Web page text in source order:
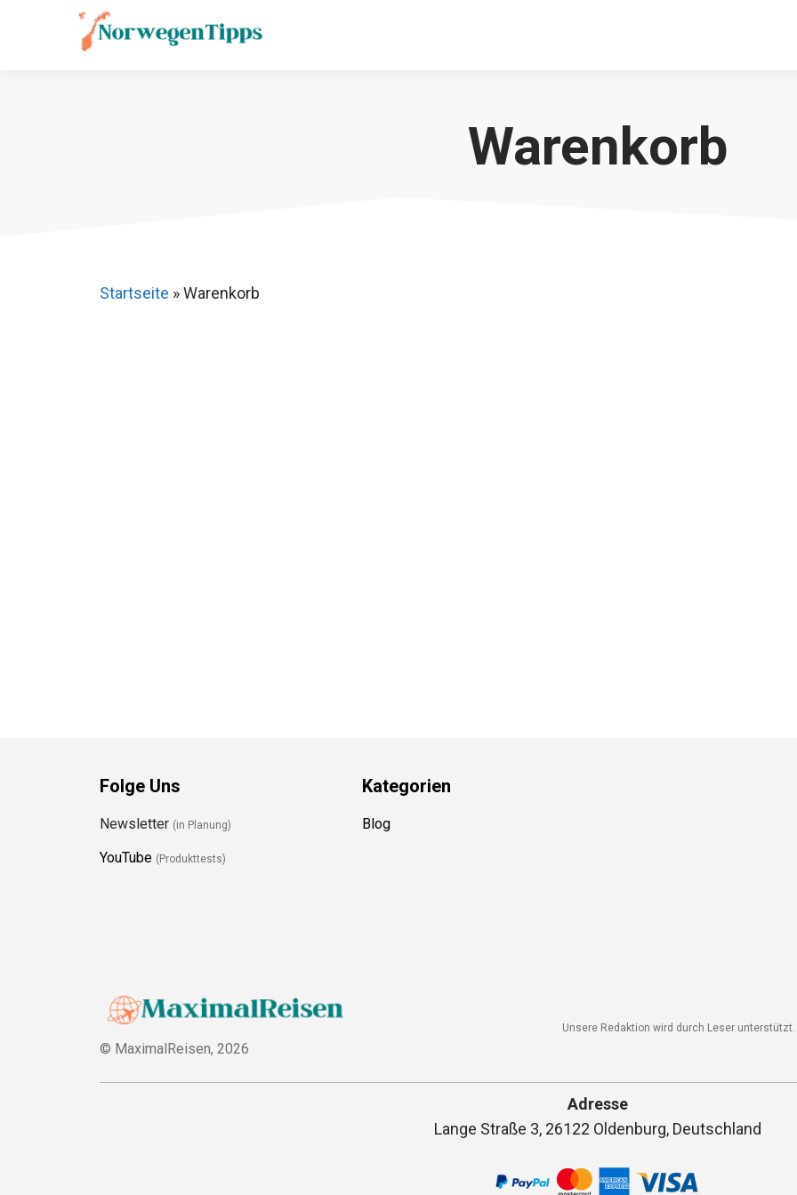
Warenkorb
Startseite »Warenkorb
Folge Uns
Newsletter (in Planung)
YouTube (Produkttests)
Kategorien
Blog
© MaximalReisen, 2026
Unsere Redaktion wird durch Leser
Adresse
Lange Straße 3, 26122 Oldenburg, Deutschland